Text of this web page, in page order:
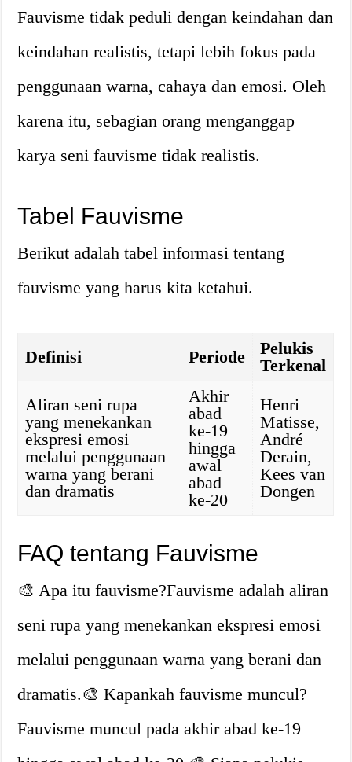
Fauvisme tidak peduli dengan keindahan dan
keindahan realistis, tetapi lebih fokus pada
penggunaan warna, cahaya dan emosi. Oleh
karena itu, sebagian orang menganggap
karya seni fauvisme tidak realistis.
Tabel Fauvisme
Berikut adalah tabel informasi tentang
fauvisme yang harus kita ketahui.
Definisi Periode
Pelukis
Terkenal
Aliran seni rupa
yang menekankan
ekspresi emosi
melalui penggunaan
warna yang berani
dan dramatis
Akhir
abad
ke-19
hingga
awal
abad
ke-20
Henri
Matisse,
André
Derain,
Kees van
Dongen
FAQ tentang Fauvisme
🎨 Apa itu fauvisme?Fauvisme adalah aliran
seni rupa yang menekankan ekspresi emosi
melalui penggunaan warna yang berani dan
dramatis.🎨 Kapankah fauvisme muncul?
Fauvisme muncul pada akhir abad ke-19